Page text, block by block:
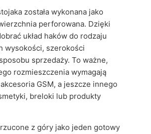
została wykonana jako
perforowana. Dzięki
układ haków do rodzaju
wysokości, szerokości
sprzedaży. To ważne,
rozmieszczenia wymagają
GSM, a jeszcze innego
breloki lub produkty
z góry jako jeden gotowy